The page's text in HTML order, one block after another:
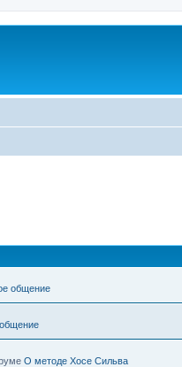
общение
О методе Хосе Сильва